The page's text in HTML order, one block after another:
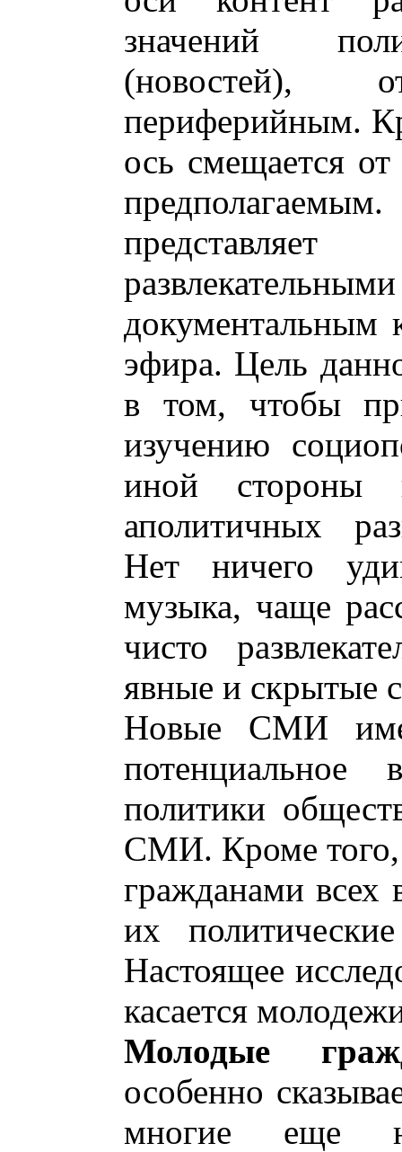
значений
(новостей),
периферийным.
ось смещается
документальным
эфира. Цель
в том, чтобы
изучению
иной стороны
аполитичных
Нет ничего
музыка, чаще
чисто
явные и скрытые
Новые СМИ
потенциальное
политики
СМИ. Кроме того,
гражданами всех
их
Настоящее
касается
Молодые
особенно
многие еще